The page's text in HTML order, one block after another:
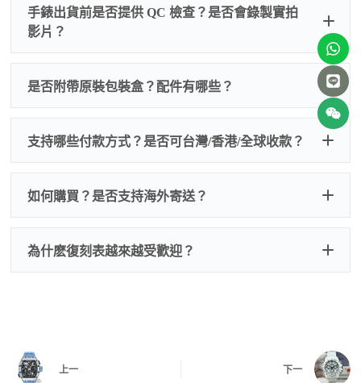
非人
為事故，免費維修三年
人為事故我們只收更換配件
的費用，配件很便宜，大多數兩位數，貴一點也就一
手錶出貨前是否提供 QC 檢查？是否會錄製實拍
影片？
QC 品
質檢查
度、錶帶等部位是否完好無瑕、貼合緊密。
是否有異音，再根據款式進行上弦與功能測試。
給您確認，確定沒有問題後才會安排出貨。
是否附帶原裝包裝盒？配件有哪些？
我們默認會提供普通盒子，如果需要原裝盒子可
以找我們搭配，選擇原裝盒子附屬配件：原裝盒
如是鋼帶手錶會贈送拆錶帶工具。
注：部分原裝盒子需要加錢購買，價格也不貴。
支持哪些付款方式？是否可台灣/香港/全球收款？
交易方式
如何購買？是否支持海外寄送？
為什麽復刻表越來越受歡迎？
：以原裝價格的十分之一即可享受相
同外觀與佩戴質感。
上一 下一